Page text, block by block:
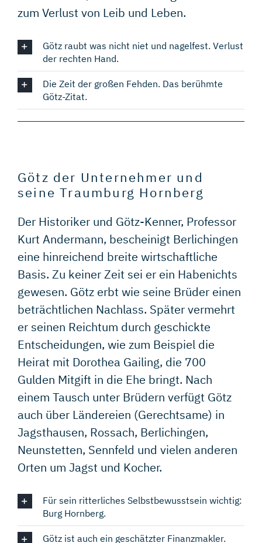
zum Verlust von Leib und Leben.
Götz raubt was nicht niet und nagelfest. Verlust
der rechten Hand.
Die Zeit der großen Fehden. Das berühmte
Götz-Zitat.
Götz der Unternehmer und
seine Traumburg Hornberg
Der Historiker und Götz-Kenner, Professor
Kurt Andermann, bescheinigt Berlichingen
eine hinreichend breite wirtschaftliche
Basis. Zu keiner Zeit sei er ein Habenichts
gewesen. Götz erbt wie seine Brüder einen
beträchtlichen Nachlass. Später vermehrt
er seinen Reichtum durch geschickte
Entscheidungen, wie zum Beispiel die
Heirat mit Dorothea Gailing, die 700
Gulden Mitgift in die Ehe bringt. Nach
einem Tausch unter Brüdern verfügt Götz
auch über Ländereien (Gerechtsame) in
Jagsthausen, Rossach, Berlichingen,
Neunstetten, Sennfeld und vielen anderen
Orten um Jagst und Kocher.
Für sein ritterliches Selbstbewusstsein wichtig:
Burg Hornberg.
Götz ist auch ein geschätzter Finanzmakler.